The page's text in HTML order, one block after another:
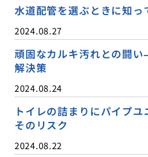
水道配管を選ぶときに知っ
2024.08.27
頑固なカルキ汚れとの闘
解決策
2024.08.24
トイレの詰まりにパイプ
そのリスク
2024.08.22